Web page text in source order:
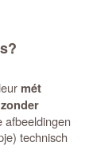
mét
zonder
afbeeldingen
technisch